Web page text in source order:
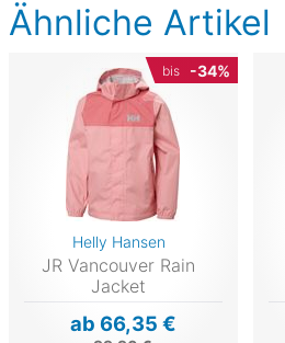
Ähnliche Artikel
bis -34%
Helly Hansen
JR Vancouver Rain
Jacket
ab 66,35 €